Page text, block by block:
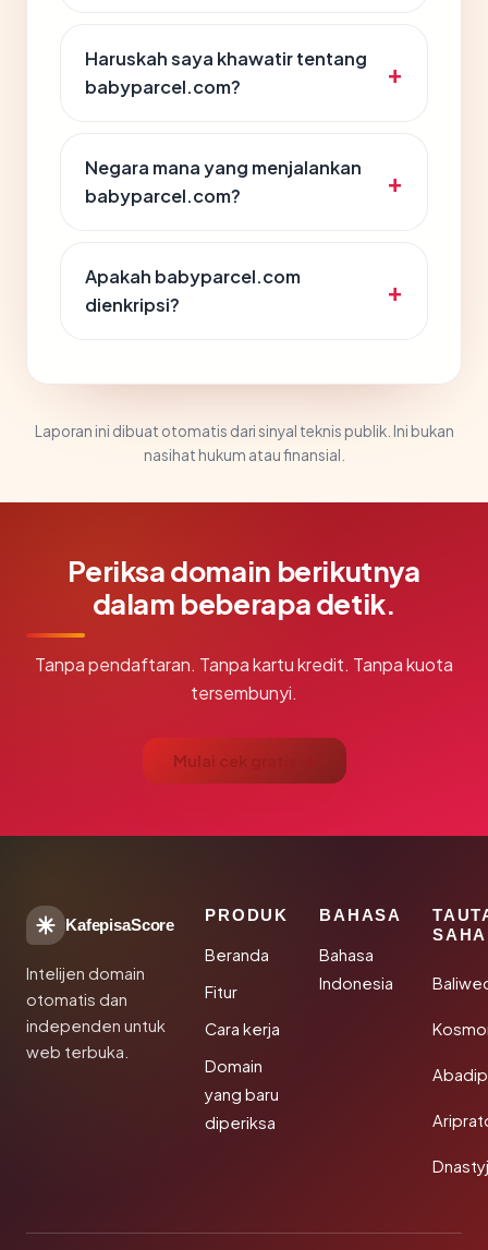
Haruskah saya khawatir tentang
babyparcel.com?
Negara mana yang menjalankan
babyparcel.com?
Apakah babyparcel.com
dienkripsi?
Laporan ini dibuat otomatis dari sinyal teknis publik. Ini bukan
nasihat hukum atau finansial.
Periksa domain berikutnya
dalam beberapa detik.
Tanpa pendaftaran. Tanpa kartu kredit. Tanpa kuota
tersembunyi.
Mulai cek gratis →
KafepisaScore
Intelijen domain
otomatis dan
independen untuk
web terbuka.
PRODUK
Beranda
Fitur
Cara kerja
Domain
yang baru
diperiksa
BAHASA
Bahasa
Indonesia